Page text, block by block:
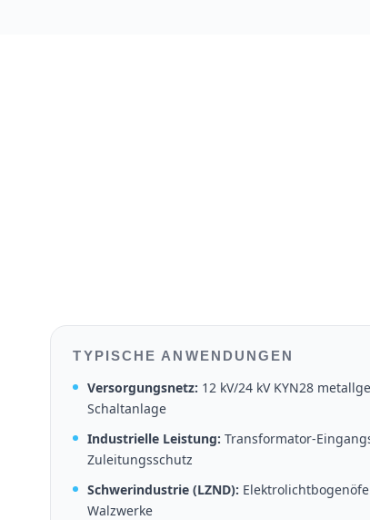
TYPISCHE ANWENDUNGEN
Versorgungsnetz: 12 kV/24 kV KYN28
Schaltanlage
Industrielle Leistung: Transformator-
Zuleitungsschutz
Schwerindustrie (LZND):
Walzwerke